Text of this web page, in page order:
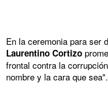
En la ceremonia para ser
Laurentino Cortizo
frontal contra la
nombre y la cara que sea".